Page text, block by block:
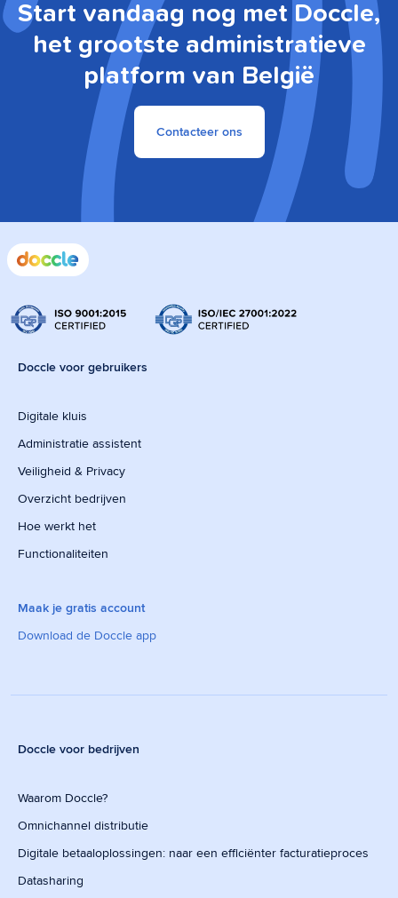
Start vandaag nog met Doccle,
het grootste administratieve
platform van België
Contacteer ons
Doccle voor gebruikers
Digitale kluis
Administratie assistent
Veiligheid & Privacy
Overzicht bedrijven
Hoe werkt het
Functionaliteiten
Maak je gratis account
Download de Doccle app
Doccle voor bedrijven
Waarom Doccle?
Omnichannel distributie
Digitale betaaloplossingen: naar een efficiënter facturatieproces
Datasharing